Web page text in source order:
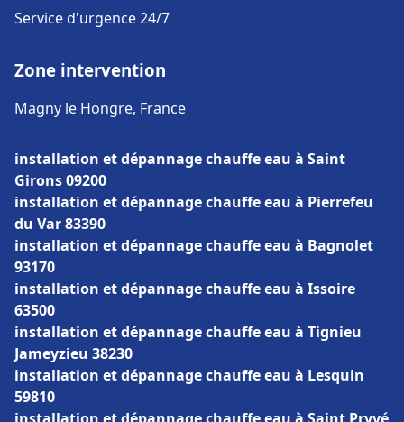
Service d'urgence 24/7
Zone intervention
Magny le Hongre, France
installation et dépannage chauffe eau à Saint
Girons 09200
installation et dépannage chauffe eau à Pierrefeu
du Var 83390
installation et dépannage chauffe eau à Bagnolet
93170
installation et dépannage chauffe eau à Issoire
63500
installation et dépannage chauffe eau à Tignieu
Jameyzieu 38230
installation et dépannage chauffe eau à Lesquin
59810